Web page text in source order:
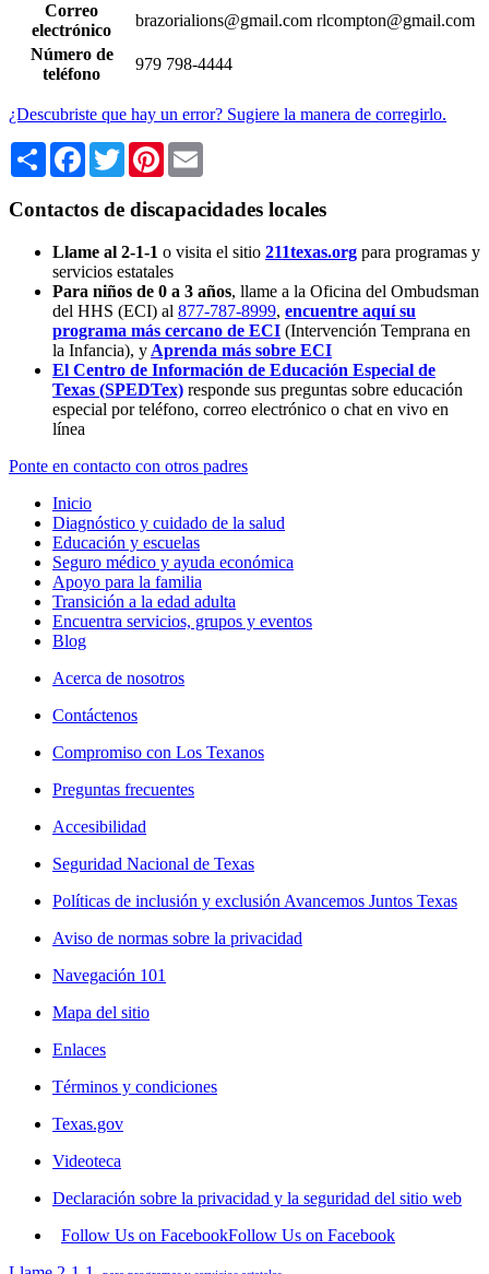
Correo
electrónico
brazorialions@gmail.com rlcompton@gmail.com
Número de
teléfono
979 798-4444
¿Descubriste que hay un error? Sugiere la manera de corregirlo.
Share Facebook
TwitterPinterest
Contactos de discapacidades locales
Llame al 2-1-1 o visita el sitio 211texas.org para programas y
servicios estatales
Para niños de 0 a 3 años, llame a la Oficina del Ombudsman
del HHS (ECI) al 877-787-8999, encuentre aquí su
programa más cercano de ECI (Intervención Temprana en
la Infancia), y Aprenda más sobre ECI
El Centro de Información de Educación Especial de
Texas (SPEDTex) responde sus preguntas sobre educación
especial por teléfono, correo electrónico o chat en vivo en
línea
Ponte en contacto con otros padres
Inicio
Diagnóstico y cuidado de la salud
Educación y escuelas
Seguro médico y ayuda económica
Apoyo para la familia
Transición a la edad adulta
Encuentra servicios, grupos y eventos
Blog
Acerca de nosotros
Contáctenos
Compromiso con Los Texanos
Preguntas frecuentes
Accesibilidad
Seguridad Nacional de Texas
Políticas de inclusión y exclusión Avancemos Juntos Texas
Aviso de normas sobre la privacidad
Navegación 101
Mapa del sitio
Enlaces
Términos y condiciones
Texas.gov
Videoteca
Declaración sobre la privacidad y la seguridad del sitio web
Follow Us on FacebookFollow Us on Facebook